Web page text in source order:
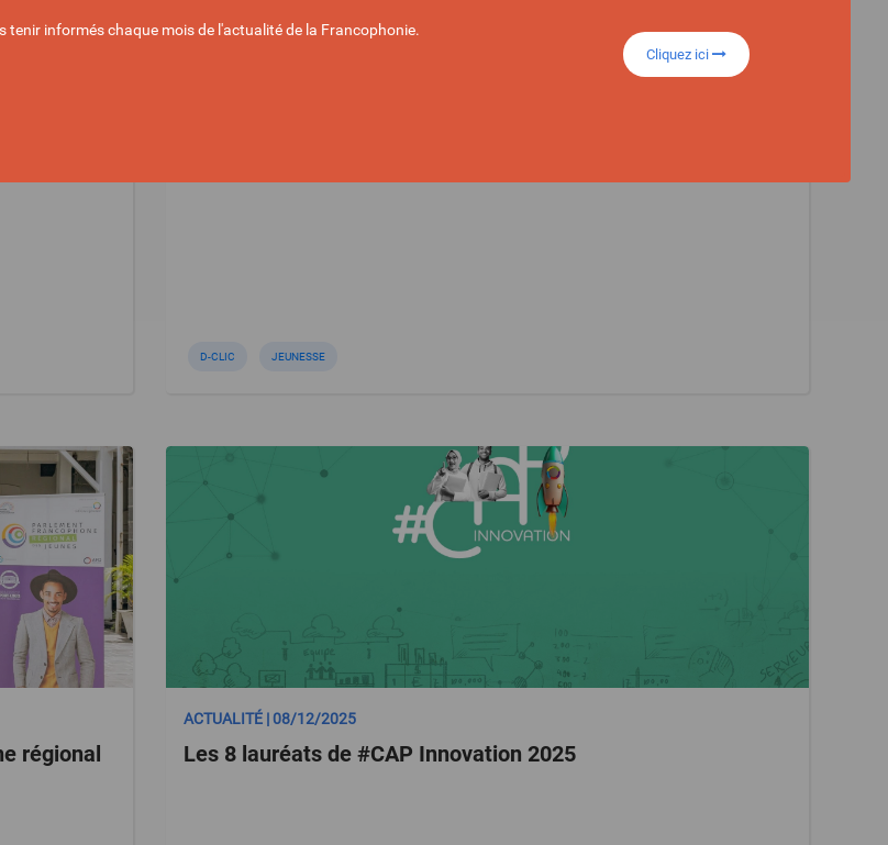
des
D-CLIC JEUNESSE
régional
ACTUALITÉ | 08/12/2025
Les 8 lauréats de #CAP Innovation 2025
tenir informés chaque mois de l'actualité de la Francophonie.
Cliquez ici